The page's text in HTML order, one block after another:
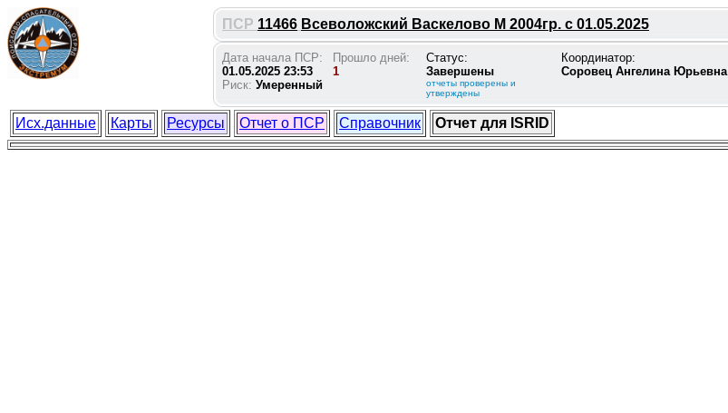
ПСР 11466 Всеволожский Васкелово М 2004гр. с 01.05.2025
Дата начала ПСР:
01.05.2025 23:53
Риск: Умеренный
Прошло дней:
1
Статус:
Завершены
отчеты проверены и
утверждены
Координатор:
Соровец Ангелина Юрьевна
Исх.данные Карты Ресурсы Отчет о ПСР Справочник Отчет для ISRID